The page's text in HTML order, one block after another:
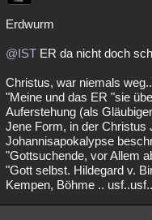
Erdwurm
@IST ER da nicht doch
Christus, war niemals
"Meine und das ER "sie
Auferstehung (als
Jene Form, in der
Johannisapokalypse
"Gottsuchende, vor Allem
"Gott selbst. Hildegard v.
Kempen, Böhme ..